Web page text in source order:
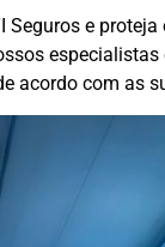
Seguros e
acordo com as